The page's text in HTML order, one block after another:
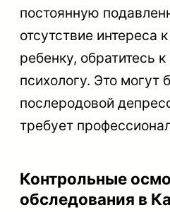
постоянную
отсутствие интереса
ребенку, обратитесь
психологу. Это могут
послеродовой
требует
Контрольные
обследования в